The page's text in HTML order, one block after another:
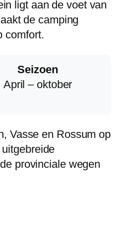
ligt aan de voet van
de camping
comfort.
Seizoen
April – oktober
Vasse en Rossum op
provinciale wegen